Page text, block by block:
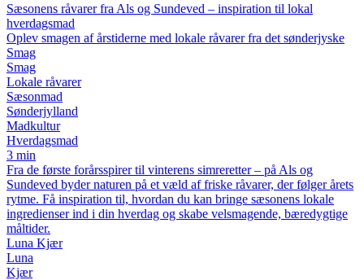
Sæsonens råvarer fra Als og Sundeved – inspiration til lokal
hverdagsmad
Oplev smagen af årstiderne med lokale råvarer fra det sønderjyske
Smag
Smag
Lokale råvarer
Sæsonmad
Sønderjylland
Madkultur
Hverdagsmad
3 min
Fra de første forårsspirer til vinterens simreretter – på Als og
Sundeved byder naturen på et væld af friske råvarer, der følger årets
rytme. Få inspiration til, hvordan du kan bringe sæsonens lokale
ingredienser ind i din hverdag og skabe velsmagende, bæredygtige
måltider.
Luna Kjær
Luna
Kjær